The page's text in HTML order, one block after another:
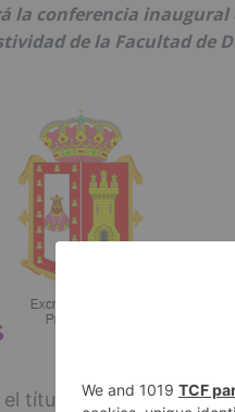
la conferencia inaugural
de la Facultad de
título "Análisis jurídico